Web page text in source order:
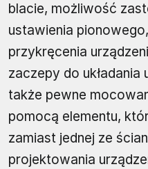
blacie, możliwość
ustawienia
przykręcenia
zaczepy do
także pewne
pomocą elementu,
zamiast jednej ze
projektowania